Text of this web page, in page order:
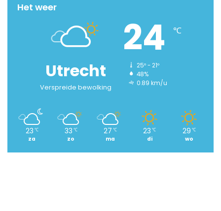
Het weer
Utrecht
Verspreide bewolking
24 ℃
25º - 21º
48%
0.89 km/u
23 ℃
za
33 ℃
zo
27 ℃
ma
23 ℃
di
29 ℃
wo